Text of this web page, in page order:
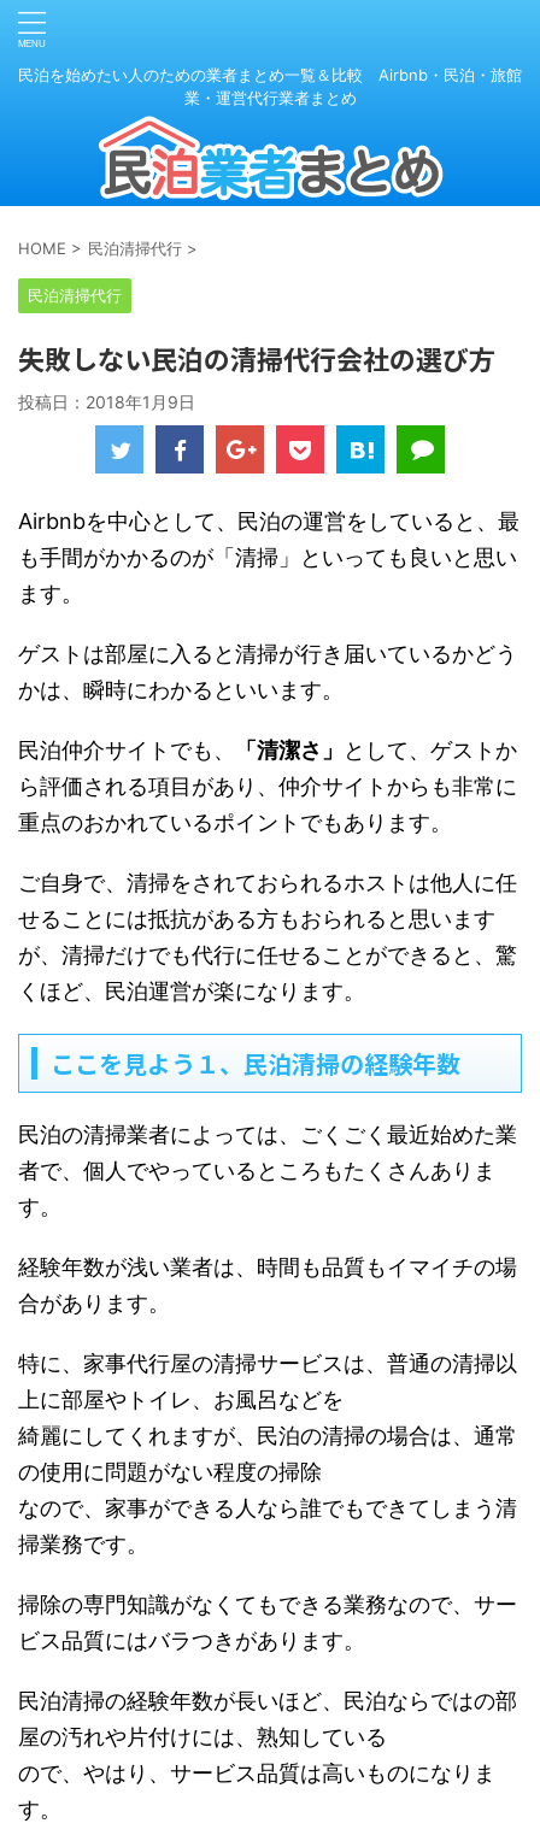
民泊を始めたい人のための業者まとめ一覧＆比較 Airbnb・民泊・旅館
業・運営代行業者まとめ
HOME > 民泊清掃代行 >
民泊清掃代行
失敗しない民泊の清掃代行会社の選び方
投稿日： 2018年1月9日
Airbnbを中心として、民泊の運営をしていると、最
も手間がかかるのが「清掃」といっても良いと思い
ます。
ゲストは部屋に入ると清掃が行き届いているかどう
かは、瞬時にわかるといいます。
民泊仲介サイトでも、 「清潔さ」
として、ゲストか
ら評価される項目があり、仲介サイトからも非常に
重点のおかれているポイントでもあります。
ご自身で、清掃をされておられるホストは他人に任
せることには抵抗がある方もおられると思います
が、清掃だけでも代行に任せることができると、驚
くほど、民泊運営が楽になります。
ここを見よう１、民泊清掃の経験年数
民泊の清掃業者によっては、ごくごく最近始めた業
者で、個人でやっているところもたくさんありま
す。
経験年数が浅い業者は、時間も品質もイマイチの場
合があります。
特に、家事代行屋の清掃サービスは、普通の清掃以
上に部屋やトイレ、お風呂などを
綺麗にしてくれますが、民泊の清掃の場合は、通常
の使用に問題がない程度の掃除
なので、家事ができる人なら誰でもできてしまう清
掃業務です。
掃除の専門知識がなくてもできる業務なので、サー
ビス品質にはバラつきがあります。
民泊清掃の経験年数が長いほど、民泊ならではの部
屋の汚れや片付けには、熟知している
ので、やはり、サービス品質は高いものになりま
す。